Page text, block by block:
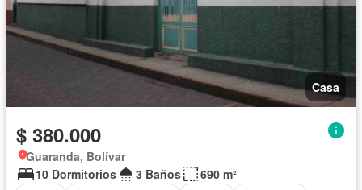
Casa
$ 380.000
Guaranda, Bolívar
10 Dormitorios
3 Baños
690 m²